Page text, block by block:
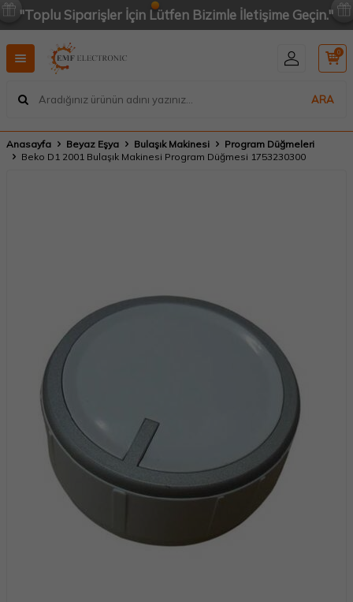
"Toplu Siparişler İçin Lütfen Bizimle İletişime Geçin."
ARA
0
Anasayfa Beyaz Eşya Bulaşık Makinesi
Program Düğmeleri
Beko D1 2001 Bulaşık Makinesi Program Düğmesi 1753230300